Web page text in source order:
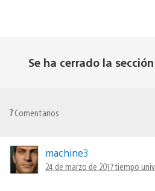
Se ha cerrado la
7Comentarios
machine3
24 de marzo de 2017 tiempo